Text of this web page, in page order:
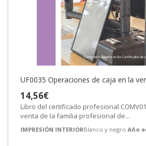
UF0035 Operaciones de caja en la
14,56€
Libro del certificado profesional
venta de la familia profesional de...
IMPRESIÓN INTERIORBlanco y negro Año